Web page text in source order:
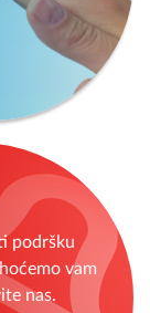
podršku
vam
nas.